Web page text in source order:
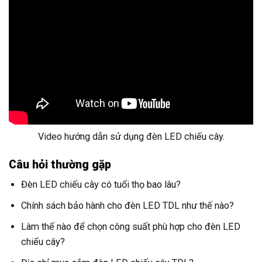
Video hướng dẫn sử dụng đèn LED chiếu cây.
Câu hỏi thường gặp
Đèn LED chiếu cây có tuổi thọ bao lâu?
Chính sách bảo hành cho đèn LED TDL như thế nào?
Làm thế nào để chọn công suất phù hợp cho đèn LED
chiếu cây?